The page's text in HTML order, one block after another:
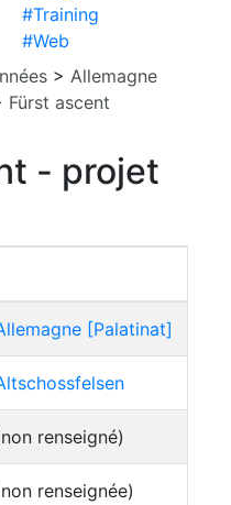
#Training
#Web
> Allemagne
Fürst ascent
- projet
[Palatinat]
renseigné)
renseignée)